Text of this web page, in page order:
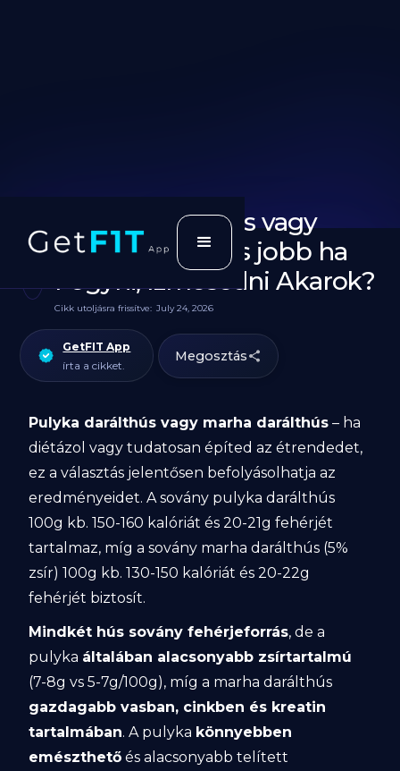
Pulyka Darálthús vagy
Marha Darálthús jobb ha
Fogyni, Izmosodni Akarok?
Cikk utoljásra frissítve: July 24, 2026
GetFIT App
írta a cikket.
Megosztás
Pulyka darálthús vagy marha darálthús – ha
diétázol vagy tudatosan építed az étrendedet,
ez a választás jelentősen befolyásolhatja az
eredményeidet. A sovány pulyka darálthús
100g kb. 150-160 kalóriát és 20-21g fehérjét
tartalmaz, míg a sovány marha darálthús (5%
zsír) 100g kb. 130-150 kalóriát és 20-22g
fehérjét biztosít.
Mindkét hús sovány fehérjeforrás, de a
pulyka általában alacsonyabb zsírtartalmú
(7-8g vs 5-7g/100g), míg a marha darálthús
gazdagabb vasban, cinkben és kreatin
tartalmában. A pulyka könnyebben
emészthető és alacsonyabb telített